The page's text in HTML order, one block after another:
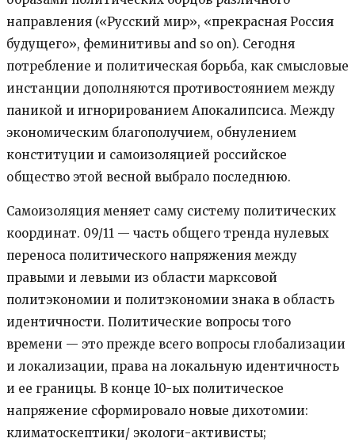
направления («Русский мир», «прекрасная Россия
будущего», феминитивы and so on). Сегодня
потребление и политическая борьба, как смысловые
инстанции дополняются противостоянием между
паникой и игнорированием Апокалипсиса. Между
экономическим благополучием, обнулением
конституции и самоизоляцией российское
общество этой весной выбрало последнюю.
Самоизоляция меняет саму систему политических
координат. 09/11 — часть общего тренда нулевых
переноса политического напряжения между
правыми и левыми из области марксовой
политэкономии и политэкономии знака в область
идентичности. Политические вопросы того
времени — это прежде всего вопросы глобализации
и локализации, права на локальную идентичность
и ее границы. В конце 10-ых политическое
напряжение сформировало новые дихотомии:
климатоскептики/ экологи-активисты;